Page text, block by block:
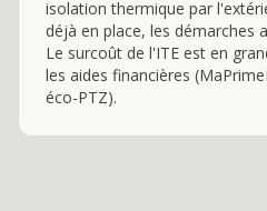
isolation thermique par
déjà en place, les démarches
Le surcoût de l'ITE est en
les aides financières
éco-PTZ).